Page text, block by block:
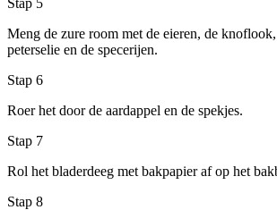
Stap 5
Meng de zure room met de eieren, de
peterselie en de specerijen.
Stap 6
Roer het door de aardappel en de spekjes.
Stap 7
Rol het bladerdeeg met bakpapier af op het
Stap 8